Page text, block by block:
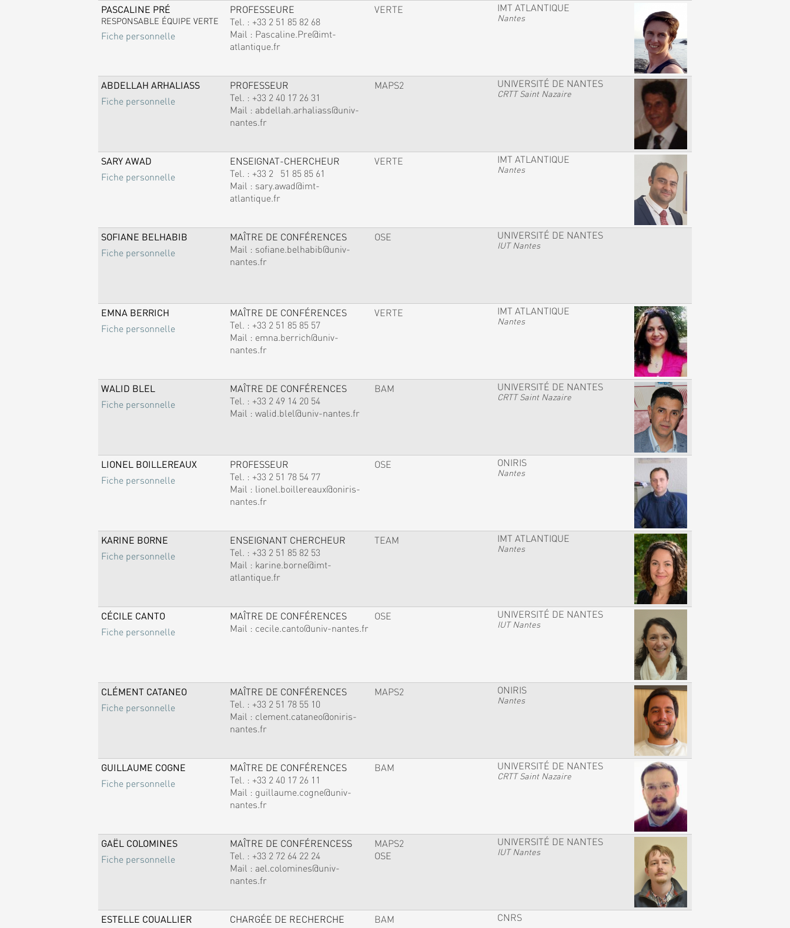
PASCALINE PRÉ
RESPONSABLE ÉQUIPE VERTE
Fiche personnelle
PROFESSEURE
Tel. : +33 2 51 85 82 68
Mail : Pascaline.Pre@imt-
atlantique.fr
VERTE IMT ATLANTIQUE
Nantes
ABDELLAH ARHALIASS
Fiche personnelle
PROFESSEUR
Tel. : +33 2 40 17 26 31
Mail : abdellah.arhaliass@univ-
nantes.fr
MAPS2 UNIVERSITÉ DE NANTES
CRTT Saint Nazaire
SARY AWAD
Fiche personnelle
ENSEIGNAT-CHERCHEUR
Tel. : +33 2 51 85 85 61
Mail : sary.awad@imt-
atlantique.fr
VERTE IMT ATLANTIQUE
Nantes
SOFIANE BELHABIB
Fiche personnelle
MAÎTRE DE CONFÉRENCES
Mail : sofiane.belhabib@univ-
nantes.fr
OSE UNIVERSITÉ DE NANTES
IUT Nantes
EMNA BERRICH
Fiche personnelle
MAÎTRE DE CONFÉRENCES
Tel. : +33 2 51 85 85 57
Mail : emna.berrich@univ-
nantes.fr
VERTE IMT ATLANTIQUE
Nantes
WALID BLEL
Fiche personnelle
MAÎTRE DE CONFÉRENCES
Tel. : +33 2 49 14 20 54
Mail : walid.blel@univ-nantes.fr
BAM UNIVERSITÉ DE NANTES
CRTT Saint Nazaire
LIONEL BOILLEREAUX
Fiche personnelle
PROFESSEUR
Tel. : +33 2 51 78 54 77
Mail : lionel.boillereaux@oniris-
nantes.fr
OSE ONIRIS
Nantes
KARINE BORNE
Fiche personnelle
ENSEIGNANT CHERCHEUR
Tel. : +33 2 51 85 82 53
Mail : karine.borne@imt-
atlantique.fr
TEAM IMT ATLANTIQUE
Nantes
CÉCILE CANTO
Fiche personnelle
MAÎTRE DE CONFÉRENCES
Mail : cecile.canto@univ-nantes.fr
OSE UNIVERSITÉ DE NANTES
IUT Nantes
CLÉMENT CATANEO
Fiche personnelle
MAÎTRE DE CONFÉRENCES
Tel. : +33 2 51 78 55 10
Mail : clement.cataneo@oniris-
nantes.fr
MAPS2 ONIRIS
Nantes
GUILLAUME COGNE
Fiche personnelle
MAÎTRE DE CONFÉRENCES
Tel. : +33 2 40 17 26 11
Mail : guillaume.cogne@univ-
nantes.fr
BAM UNIVERSITÉ DE NANTES
CRTT Saint Nazaire
GAËL COLOMINES
Fiche personnelle
MAÎTRE DE CONFÉRENCESS
Tel. : +33 2 72 64 22 24
Mail : ael.colomines@univ-
nantes.fr
MAPS2
OSE
UNIVERSITÉ DE NANTES
IUT Nantes
ESTELLE COUALLIER
CHARGÉE DE RECHERCHE
BAM CNRS